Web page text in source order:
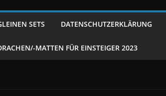
SETS DATENSCHUTZERKLÄRUNG
MATTEN FÜR EINSTEIGER 2023